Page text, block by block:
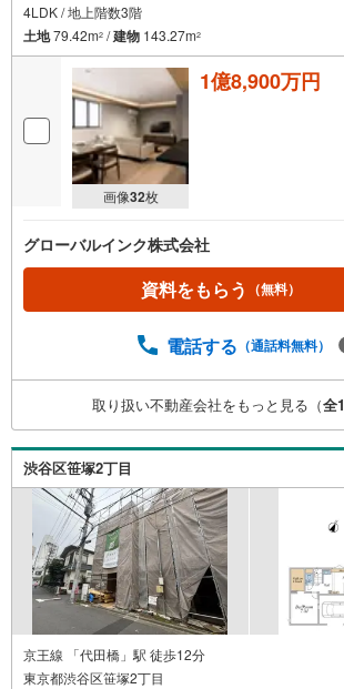
4LDK / 地上階数3階
土地79.42m2 /建物 143.27m2
画像32枚
1億8,900万円
グローバルインク株式会社
資料をもらう （無料）
電話する （通話料無料）
取り扱い不動産会社をもっと見る（全1
渋谷区笹塚2丁目
京王線 「代田橋」駅 徒歩12分
東京都渋谷区笹塚2丁目